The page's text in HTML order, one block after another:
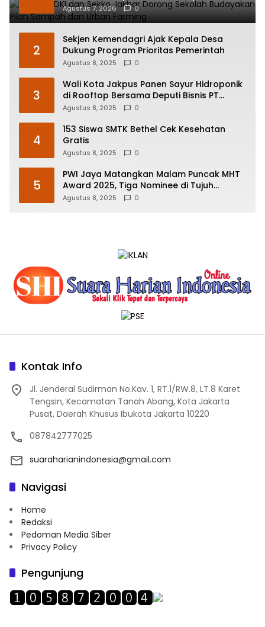
Urban Farming
Agustus 7, 2026 0
2
Sekjen Kemendagri Ajak Kepala Desa
Dukung Program Prioritas Pemerintah
Agustus 8, 2025 0
3
Wali Kota Jakpus Panen Sayur Hidroponik
di Rooftop Bersama Deputi Bisnis PT
Pegadaian
Agustus 8, 2025 0
4
153 Siswa SMTK Bethel Cek Kesehatan
Gratis
Agustus 8, 2025 0
5
PWI Jaya Matangkan Malam Puncak MHT
Award 2025, Tiga Nominee di Tujuh
Kategori Siap Rebut Penghargaan
Agustus 8, 2025 0
Kontak Info
Jl. Jenderal Sudirman No.Kav. 1, RT.1/RW.8, LT.8 Karet
Tengsin, Kecamatan Tanah Abang, Kota Jakarta
Pusat, Daerah Khusus Ibukota Jakarta 10220
087842777025
suaraharianindonesia@gmail.com
Navigasi
Home
Redaksi
Pedoman Media Siber
Privacy Policy
Pengunjung